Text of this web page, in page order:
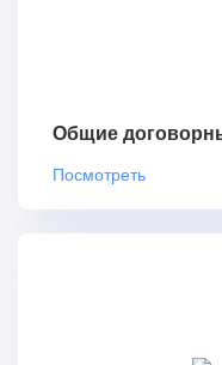
Общие
Посмотреть